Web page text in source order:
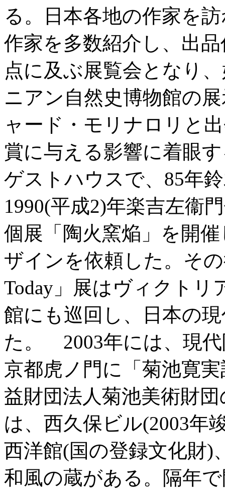
る。日本各地の作家を
作家を多数紹介し、出
点に及ぶ展覧会となり
ニアン自然史博物館の
ャード・モリナロリと
賞に与える影響に着眼
ゲストハウスで、85年
1990(平成2)年楽吉左衞
個展「陶火窯焔」を開
ザインを依頼した。そ
Today」展はヴィクト
館にも巡回し、日本の
た。 2003年には、現
京都虎ノ門に「菊池寛
益財団法人菊池美術財
は、西久保ビル(2003年
西洋館(国の登録文化財)
和風の蔵がある。隔年